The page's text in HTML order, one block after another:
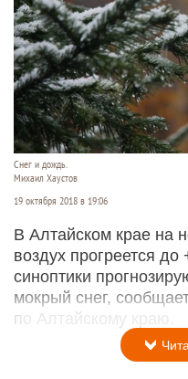
Снег и дождь.
Михаил Хаустов
19 октября 2018 в 19:06
В Алтайском крае на
воздух прогреется до
синоптики
мокрый снег,
по Алтайскому краю.